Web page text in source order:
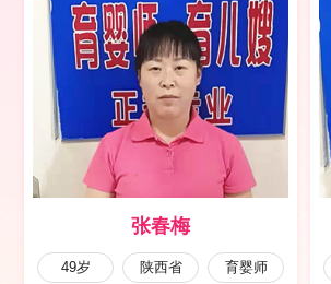
薛碧荣
44岁 甘肃省 育儿嫂